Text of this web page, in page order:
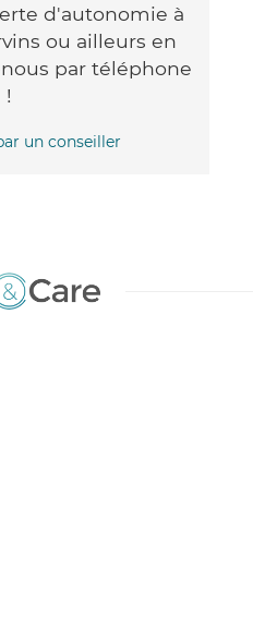
d'autonomie à
ou ailleurs en
par téléphone
!
un conseiller